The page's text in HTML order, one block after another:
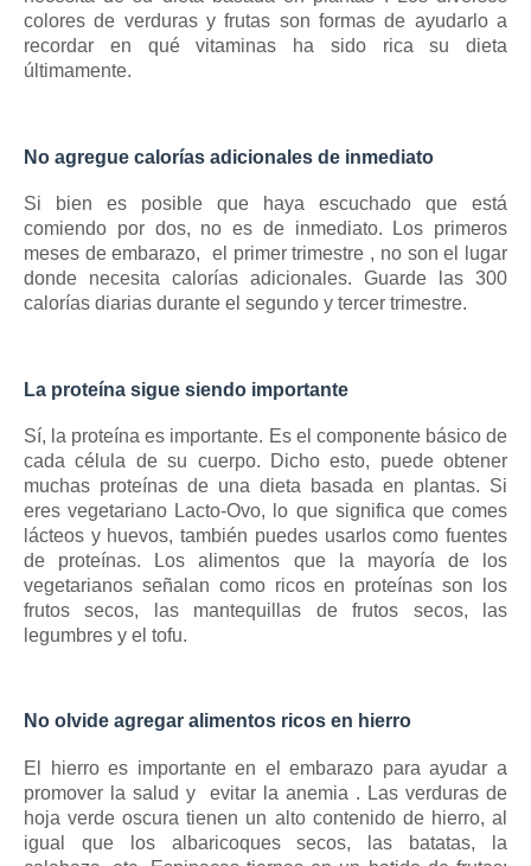
colores de verduras y frutas son formas de ayudarlo a
recordar en qué vitaminas ha sido rica su dieta
últimamente.
No agregue calorías adicionales de inmediato
Si bien es posible que haya escuchado que está
comiendo por dos, no es de inmediato.
Los primeros
meses de embarazo, el primer trimestre , no son el lugar
donde necesita calorías adicionales. Guarde las 300
calorías diarias durante el segundo y tercer trimestre.
La proteína sigue siendo importante
Sí, la proteína es importante. Es el componente básico de
cada célula de su cuerpo.
Dicho esto, puede obtener
muchas proteínas de una dieta basada en plantas. Si
eres vegetariano Lacto-Ovo, lo que significa que comes
lácteos y huevos, también puedes usarlos como fuentes
de proteínas.
Los alimentos que la mayoría de los
vegetarianos señalan como ricos en proteínas son los
frutos secos, las mantequillas de frutos secos, las
legumbres y el tofu.
No olvide agregar alimentos ricos en hierro
El hierro es importante en el embarazo para ayudar a
promover la salud y evitar la anemia . Las verduras de
hoja verde oscura tienen un alto contenido de hierro, al
igual que los albaricoques secos, las batatas, la